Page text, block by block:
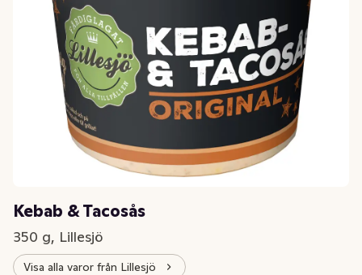
Kebab & Tacosås
350 g, Lillesjö
Visa alla varor från Lillesjö